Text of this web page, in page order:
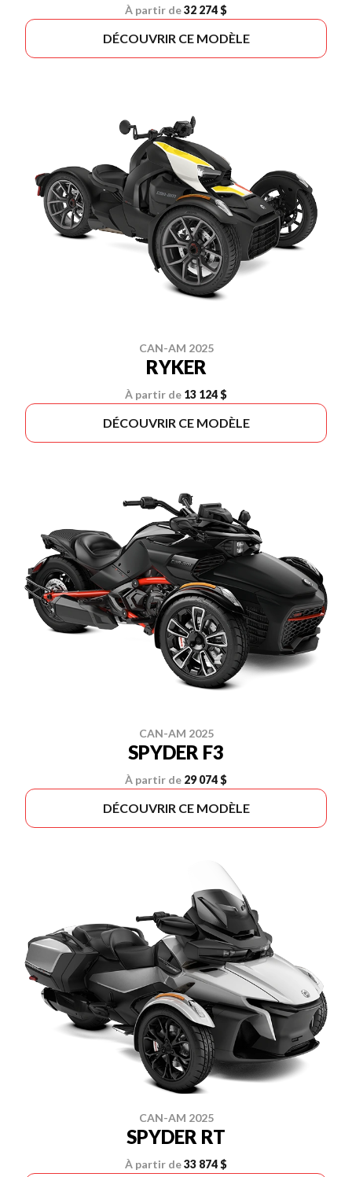
À partir de32 274 $
DÉCOUVRIR CE MODÈLE
CAN-AM 2025
RYKER
À partir de 13 124 $
DÉCOUVRIR CE MODÈLE
CAN-AM 2025
SPYDER F3
À partir de 29 074 $
DÉCOUVRIR CE MODÈLE
CAN-AM 2025
SPYDER RT
À partir de33 874 $